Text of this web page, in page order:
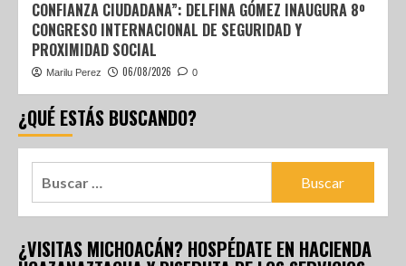
CONFIANZA CIUDADANA”: DELFINA GÓMEZ INAUGURA 8º
CONGRESO INTERNACIONAL DE SEGURIDAD Y
PROXIMIDAD SOCIAL
Marilu Perez 06/08/2026 0
¿QUÉ ESTÁS BUSCANDO?
¿VISITAS MICHOACÁN? HOSPÉDATE EN HACIENDA